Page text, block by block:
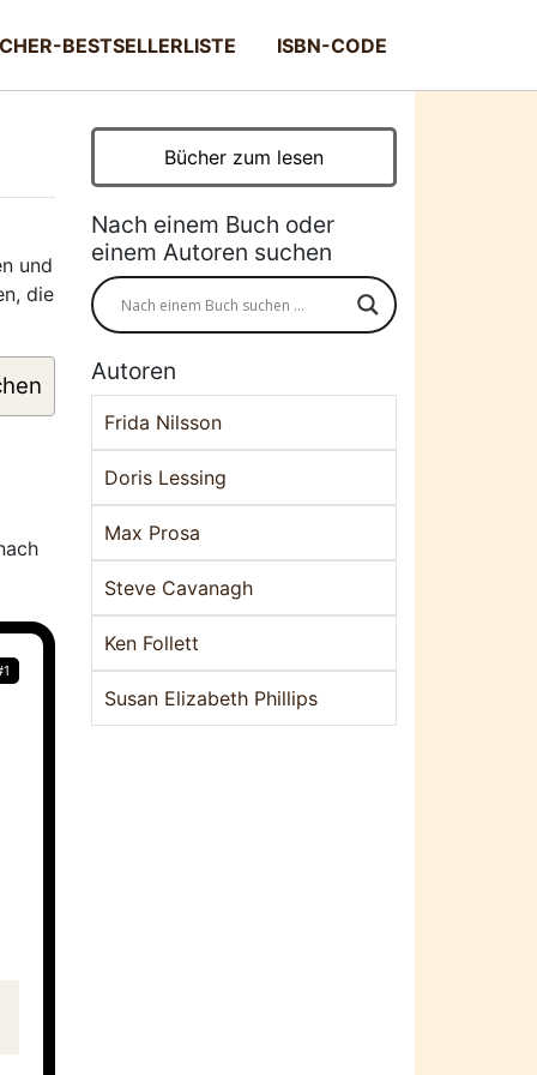
BESTSELLERLISTE ISBN-CODE
und
die
Bücher zum lesen
Nach einem Buch oder
einem Autoren suchen
Autoren
Frida Nilsson
Doris Lessing
Max Prosa
Steve Cavanagh
Ken Follett
Susan Elizabeth Phillips